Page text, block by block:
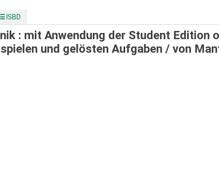
ISBD
: mit Anwendung der Student Edition
und gelösten Aufgaben / von